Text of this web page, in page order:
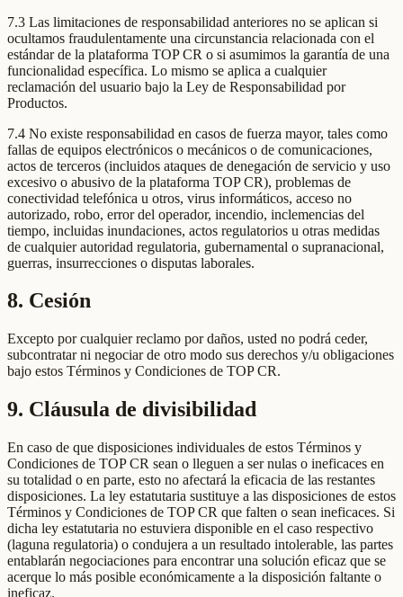
7.3 Las limitaciones de responsabilidad anteriores no se aplican si
ocultamos fraudulentamente una circunstancia relacionada con el
estándar de la plataforma TOP CR o si asumimos la garantía de una
funcionalidad específica. Lo mismo se aplica a cualquier
reclamación del usuario bajo la Ley de Responsabilidad por
Productos.
7.4 No existe responsabilidad en casos de fuerza mayor, tales como
fallas de equipos electrónicos o mecánicos o de comunicaciones,
actos de terceros (incluidos ataques de denegación de servicio y uso
excesivo o abusivo de la plataforma TOP CR), problemas de
conectividad telefónica u otros, virus informáticos, acceso no
autorizado, robo, error del operador, incendio, inclemencias del
tiempo, incluidas inundaciones, actos regulatorios u otras medidas
de cualquier autoridad regulatoria, gubernamental o supranacional,
guerras, insurrecciones o disputas laborales.
8. Cesión
Excepto por cualquier reclamo por daños, usted no podrá ceder,
subcontratar ni negociar de otro modo sus derechos y/u obligaciones
bajo estos Términos y Condiciones de TOP CR.
9. Cláusula de divisibilidad
En caso de que disposiciones individuales de estos Términos y
Condiciones de TOP CR sean o lleguen a ser nulas o ineficaces en
su totalidad o en parte, esto no afectará la eficacia de las restantes
disposiciones. La ley estatutaria sustituye a las disposiciones de estos
Términos y Condiciones de TOP CR que falten o sean ineficaces. Si
dicha ley estatutaria no estuviera disponible en el caso respectivo
(laguna regulatoria) o condujera a un resultado intolerable, las partes
entablarán negociaciones para encontrar una solución eficaz que se
acerque lo más posible económicamente a la disposición faltante o
ineficaz.